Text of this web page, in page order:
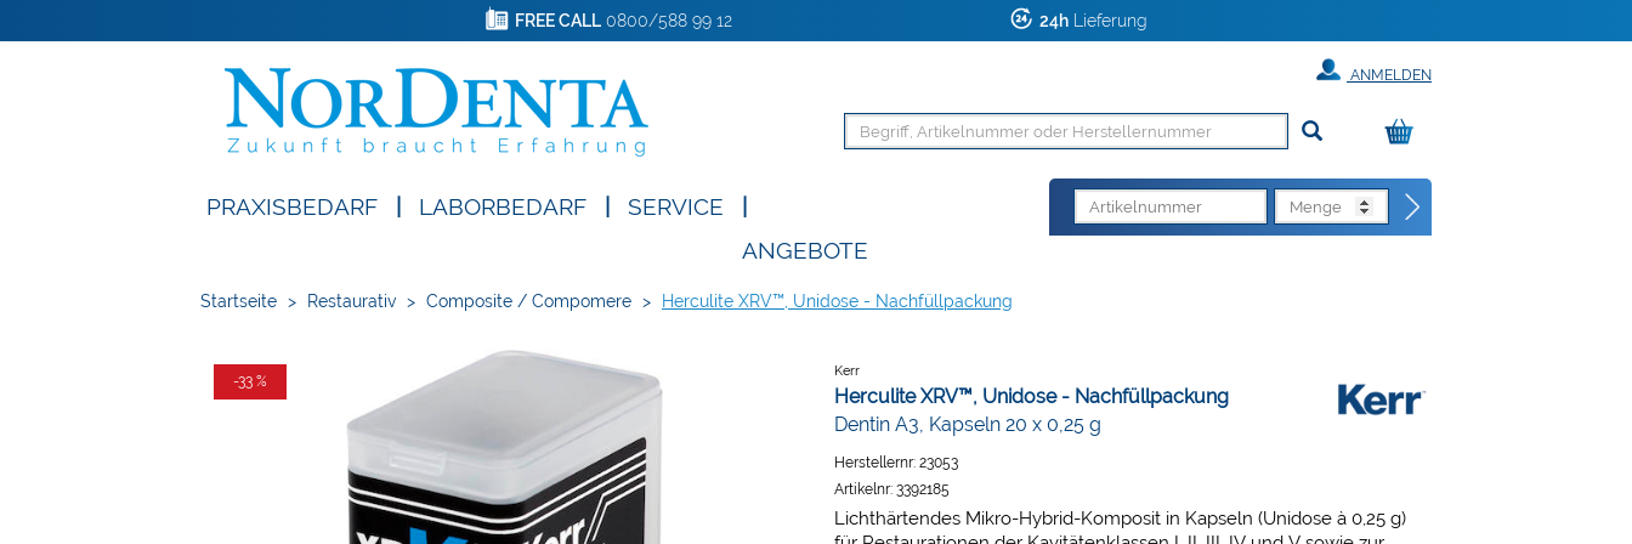
FREE CALL0800/588 99 12 24h Lieferung
ANMELDEN
PRAXISBEDARF LABORBEDARF SERVICE
ANGEBOTE
Startseite > Restaurativ > Composite / Compomere > Herculite XRV™, Unidose - Nachfüllpackung
-33 %
Kerr
Herculite XRV™, Unidose - Nachfüllpackung
Dentin A3, Kapseln 20 x 0,25 g
Herstellernr: 23053
Artikelnr: 3392185
Lichthärtendes Mikro-Hybrid-Komposit in Kapseln (Unidose à 0,25 g)